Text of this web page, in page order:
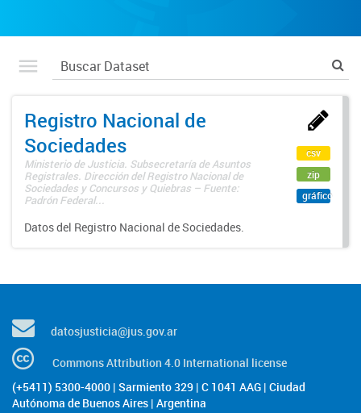
Registro Nacional de
Sociedades
Ministerio de Justicia. Subsecretaría de Asuntos
Registrales. Dirección del Registro Nacional de
Sociedades y Concursos y Quiebras – Fuente:
Padrón Federal...
Datos del Registro Nacional de Sociedades.
csv
zip
gráfico
datosjusticia@jus.gov.ar
Commons Attribution 4.0 International license
(+5411) 5300-4000 | Sarmiento 329 | C 1041 AAG | Ciudad
Autónoma de Buenos Aires | Argentina